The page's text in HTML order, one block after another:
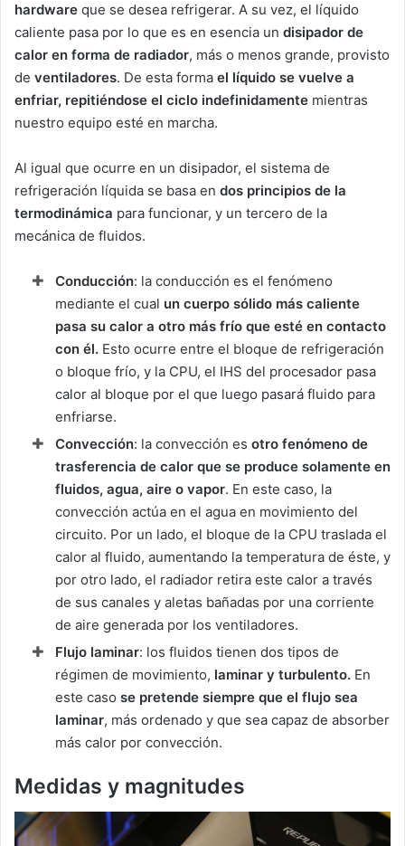
hardware que se desea refrigerar. A su vez, el líquido
caliente pasa por lo que es en esencia un disipador de
calor en forma de radiador, más o menos grande, provisto
de ventiladores. De esta forma el líquido se vuelve a
enfriar, repitiéndose el ciclo indefinidamente mientras
nuestro equipo esté en marcha.
Al igual que ocurre en un disipador, el sistema de
refrigeración líquida se basa en dos principios de la
termodinámica para funcionar, y un tercero de la
mecánica de fluidos.
Conducción: la conducción es el fenómeno
mediante el cual un cuerpo sólido más caliente
pasa su calor a otro más frío que esté en contacto
con él. Esto ocurre entre el bloque de refrigeración
o bloque frío, y la CPU, el IHS del procesador pasa
calor al bloque por el que luego pasará fluido para
enfriarse.
Convección: la convección es otro fenómeno de
trasferencia de calor que se produce solamente en
fluidos, agua, aire o vapor. En este caso, la
convección actúa en el agua en movimiento del
circuito. Por un lado, el bloque de la CPU traslada el
calor al fluido, aumentando la temperatura de éste, y
por otro lado, el radiador retira este calor a través
de sus canales y aletas bañadas por una corriente
de aire generada por los ventiladores.
Flujo laminar: los fluidos tienen dos tipos de
régimen de movimiento, laminar y turbulento. En
este caso se pretende siempre que el flujo sea
laminar, más ordenado y que sea capaz de absorber
más calor por convección.
Medidas y magnitudes